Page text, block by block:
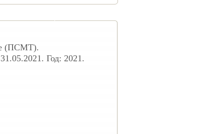
(ПСМТ).
Год: 2021.